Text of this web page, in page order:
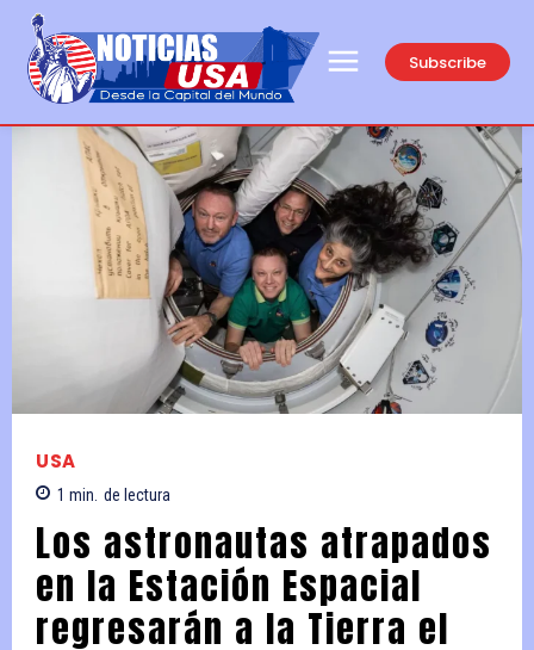
Subscribe
USA
1 min. de lectura
Los astronautas atrapados
en la Estación Espacial
regresarán a la Tierra el